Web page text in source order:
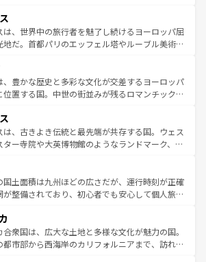
れるイタリアで、忘れられない旅をしてみよう！
着のイタリア情報はコンテンツ一覧 を参照してほ
付くこの国では、情熱的なフラメンコ、熱気あふ
、そして美味しいタパスが生活の一部となってい
マドリードの洗練された雰囲気や、バルセロナの
市、穏やかなビーチリゾートまで多彩な表情を見
方によって風土や気候が異なるスペインはその個
性で訪れる人を魅了する。 なお、新着のスペイン情報はコ
は、世界中の旅行者を魅了し続けるヨーロッパ屈
地だ。首都パリのエッフェル塔やルーブル美術館
い魅力が詰まっている。華麗な宮殿、歴史的な大
しいビーチ、そして豊かな自然が、訪れる者を心
する。また、フランスは美食の国としても知ら
ャンパンの発祥地であるランス、プロヴァンスの
ラベンダー畑など、多彩な楽しみ方が可能だ。さ
リ以外の地域にも魅力が溢れており、どの街角に
に足を運ぶとそれぞれで全く異なる文化を体験で
きるだろう。 なお、新着のフランス情報はコンテンツ一覧
てほしい。
、豊かな歴史と多彩な文化が交差するヨーロッパ
位置する国。中世の街並みが残るロマンチック街
この国は、どこを歩いても飽きることがない。ベ
文化的活気、バイエルン州のアルプスの絶景、そ
ン川沿いのワイン畑といった風景は必見。ビール
な人にはぜひ体験してほしい。 なお、新着の
報はコンテンツ一覧を参照してほしい。
は、古きよき伝統と最先端が共存する国。ウェス
ター寺院や大英博物館のようなランドマーク、歴
に異なる魅力がある。また、優雅なアフタヌーン
ビール好きにはたまらない英国パブ、サッカー観
本場だからこそできる体験も豊富。イギリスを旅
を参照してほしい。
国土面積は九州ほどの広さだが、運行時刻が正確
が整備されており、初心者でも安心して個人旅行
そのまま残る町や、スイスならではのユニークな
あり、アルプス観光だけでなく町歩きも満喫する
きる。国民の所得が高いため物価も高いが、旅行
合衆国は、広大な土地と多様な文化が魅力の国。
都市部から西海岸のカリフォルニアまで、訪れる